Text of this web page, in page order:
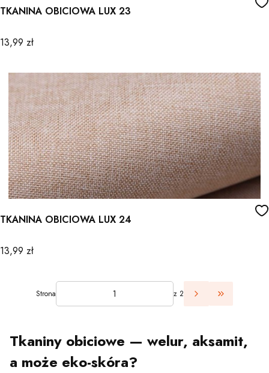
TKANINA OBICIOWA LUX 23
Cena
13,99 zł
TKANINA OBICIOWA LUX 24
Cena
13,99 zł
Strona z 2 Przejdź do
Tkaniny obiciowe — welur, aksamit,
a może eko-skóra?